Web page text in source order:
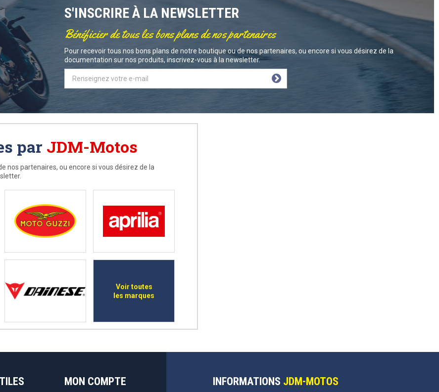
S'INSCRIRE À LA NEWSLETTER
Bénéficier de tous les bons plans de nos partenaires
Pour recevoir tous nos bons plans de notre boutique ou de nos partenaires, ou encore si vous désirez de la
documentation sur nos produits, inscrivez-vous à la newsletter.
par JDM-Motos
nos partenaires, ou encore si vous désirez de la
Voir toutes
les marques
MON COMPTE INFORMATIONS JDM-MOTOS